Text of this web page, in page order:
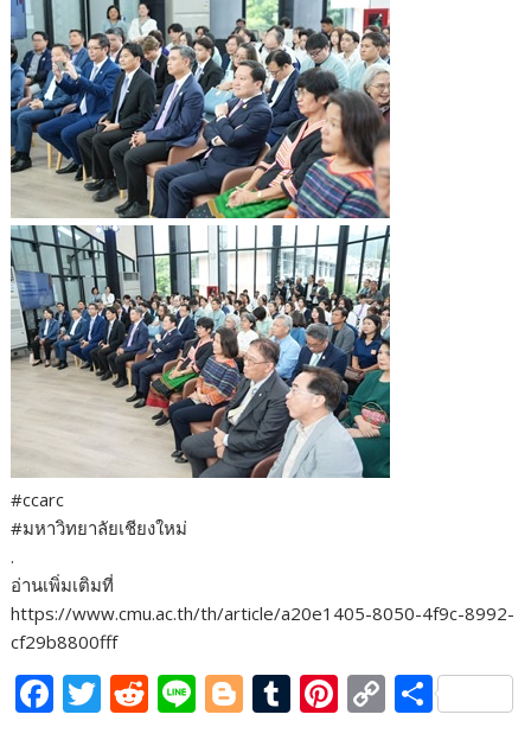
#ccarc
#มหาวิทยาลัยเชียงใหม่
.
อ่านเพิ่มเติมที่
https://www.cmu.ac.th/th/article/a20e1405-8050-4f9c-8992-
cf29b8800fff
F T R Li Bl T Pi C S